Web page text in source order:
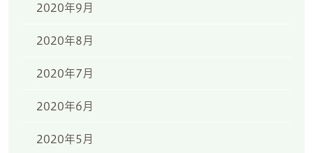
2020年9月
2020年8月
2020年7月
2020年6月
2020年5月